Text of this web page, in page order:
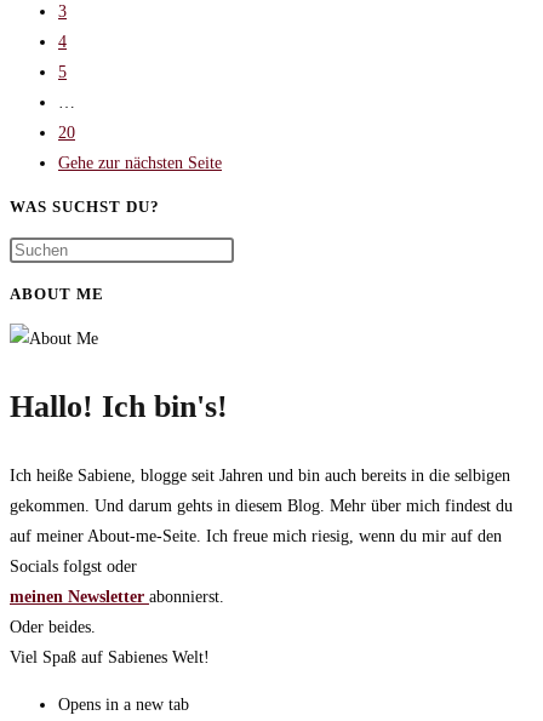
3
4
5
20
Gehe zur nächsten Seite
WAS SUCHST DU?
ABOUT ME
Hallo! Ich bin's!
Ich heiße Sabiene, blogge seit Jahren und bin auch bereits in die selbigen
gekommen. Und darum gehts in diesem Blog. Mehr über mich findest du
auf meiner About-me-Seite. Ich freue mich riesig, wenn du mir auf den
Socials folgst oder
meinen Newsletter abonnierst.
Oder beides.
Viel Spaß auf Sabienes Welt!
Opens in a new tab